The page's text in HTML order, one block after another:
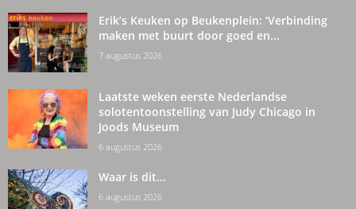
Erik’s Keuken op Beukenplein: ‘Verbinding
maken met buurt door goed en...
7 augustus 2026
Laatste weken eerste Nederlandse
solotentoonstelling van Judy Chicago in
Joods Museum
6 augustus 2026
Waar is dit…
6 augustus 2026